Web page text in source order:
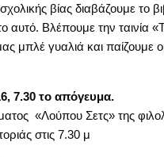
βίας διαβάζουμε το
αυτό. Βλέπουμε την ταινία
μπλέ γυαλιά και παίζουμε
7.30 το απόγευμα.
«Λούπου Σετς» της
στις 7.30 μ